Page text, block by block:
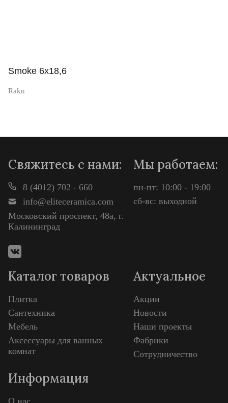
Просмотр
Smoke 6x18,6
Raku
Свяжитесь с нами:
8 (4012) 702 - 660
info@eliteceramica.com
Московский проспект, 48а, г.
Калининград
Мы работаем:
пн-пт: 10:00 - 19:00
сб-вс: выходной
Каталог товаров
Плитка
Сантехника
Мебель
Аксессуары для ванных
комнат
Актуальное
Акции
Новости
Наши проекты
Фабрики
Сотрудничество
Информация